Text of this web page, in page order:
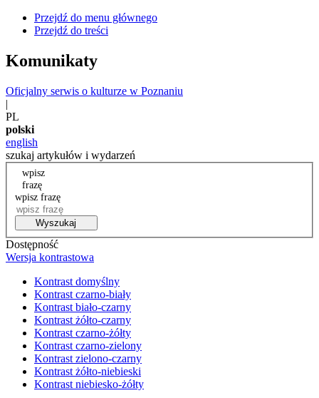
Przejdź do menu głównego
Przejdź do treści
Komunikaty
Oficjalny serwis o kulturze w Poznaniu
|
PL
polski
english
szukaj artykułów i wydarzeń
wpisz
frazę
wpisz frazę
Wyszukaj
Dostępność
Wersja kontrastowa
Kontrast domyślny
Kontrast czarno-biały
Kontrast biało-czarny
Kontrast żółto-czarny
Kontrast czarno-żółty
Kontrast czarno-zielony
Kontrast zielono-czarny
Kontrast żółto-niebieski
Kontrast niebiesko-żółty